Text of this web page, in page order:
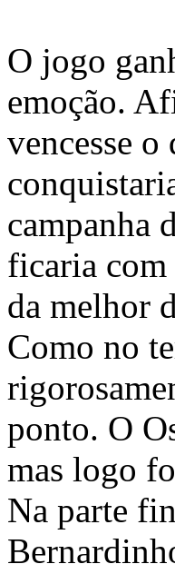
O jogo
emoção.
vencesse o
campanha
ficaria com
da melhor
Como no
ponto. O
mas logo
Na parte